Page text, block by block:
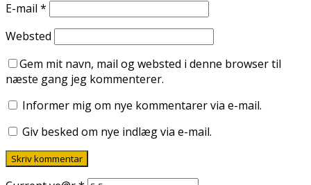
E-mail *
Websted
Gem mit navn, mail og websted i denne browser til
næste gang jeg kommenterer.
Informer mig om nye kommentarer via e-mail.
Giv besked om nye indlæg via e-mail.